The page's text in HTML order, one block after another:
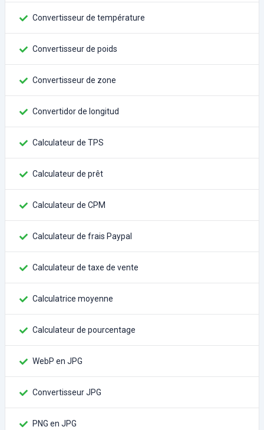
Convertisseur de température
Convertisseur de poids
Convertisseur de zone
Convertidor de longitud
Calculateur de TPS
Calculateur de prêt
Calculateur de CPM
Calculateur de frais Paypal
Calculateur de taxe de vente
Calculatrice moyenne
Calculateur de pourcentage
WebP en JPG
Convertisseur JPG
PNG en JPG